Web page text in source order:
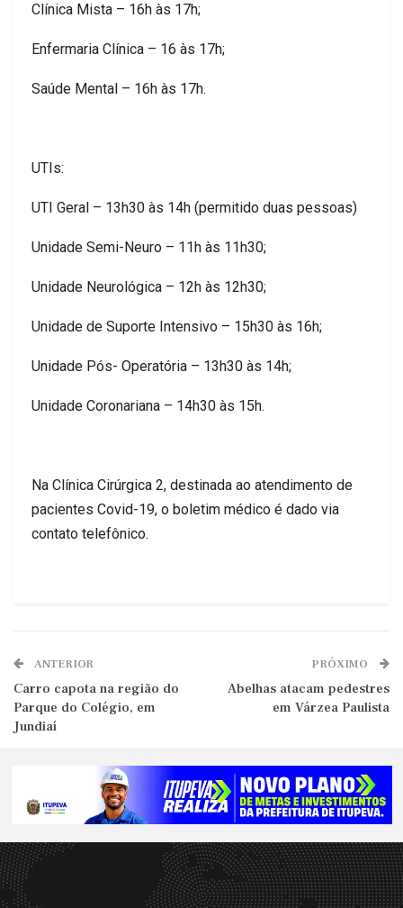
Clínica Mista – 16h às 17h;
Enfermaria Clínica – 16 às 17h;
Saúde Mental – 16h às 17h.
UTIs:
UTI Geral – 13h30 às 14h (permitido duas pessoas)
Unidade Semi-Neuro – 11h às 11h30;
Unidade Neurológica – 12h às 12h30;
Unidade de Suporte Intensivo – 15h30 às 16h;
Unidade Pós- Operatória – 13h30 às 14h;
Unidade Coronariana – 14h30 às 15h.
Na Clínica Cirúrgica 2, destinada ao atendimento de
pacientes Covid-19, o boletim médico é dado via
contato telefônico.
ANTERIOR
Carro capota na região do
Parque do Colégio, em
Jundiaí
PRÓXIMO
Abelhas atacam pedestres
em Várzea Paulista